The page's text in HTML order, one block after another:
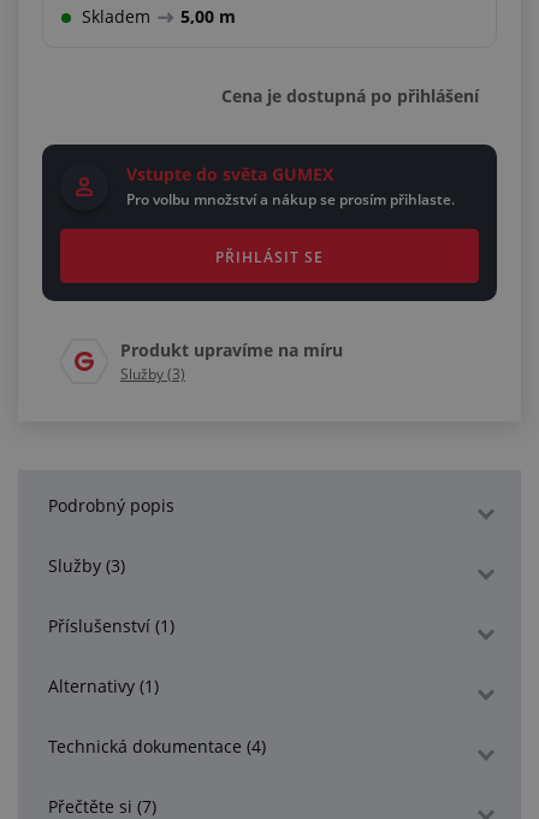
Skladem 5,00 m
Cena je dostupná po přihlášení
Vstupte do světa GUMEX
Pro volbu množství a nákup se prosím přihlaste.
PŘIHLÁSIT SE
Produkt upravíme na míru
Služby (3)
Podrobný popis
Služby (3)
Příslušenství (1)
Alternativy (1)
Technická dokumentace (4)
Přečtěte si (7)